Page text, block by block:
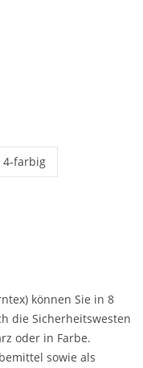
4-farbig
blau| grün
können Sie in 8
die Sicherheitswesten
oder in Farbe.
sowie als